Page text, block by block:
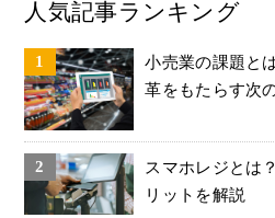
人気記事ランキング
小売業の課題と
革をもたらす次
スマホレジとは
リットを解説